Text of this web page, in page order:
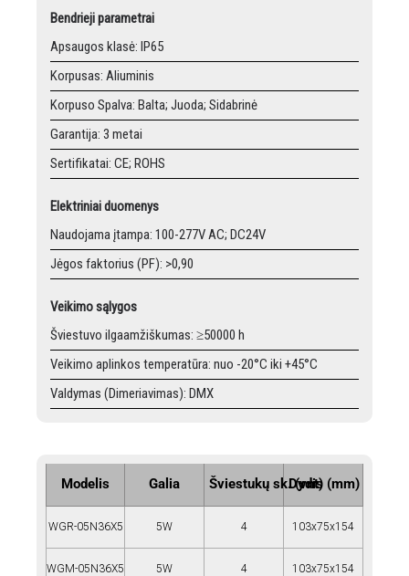
Bendrieji parametrai
Apsaugos klasė: IP65
Korpusas: Aliuminis
Korpuso Spalva: Balta; Juoda; Sidabrinė
Garantija: 3 metai
Sertifikatai: CE; ROHS
Elektriniai duomenys
Naudojama įtampa: 100-277V AC; DC24V
Jėgos faktorius (PF): >0,90
Veikimo sąlygos
Šviestuvo ilgaamžiškumas: ≥50000 h
Veikimo aplinkos temperatūra: nuo -20°C iki +45°C
Valdymas (Dimeriavimas): DMX
Modelis Galia Šviestukų sk. (vnt)Dydis (mm)
WGR-05N36X5 5W 4 103x75x154
WGM-05N36X5 5W 4 103x75x154